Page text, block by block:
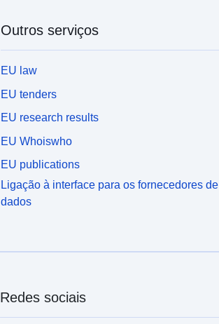
Outros serviços
EU law
EU tenders
EU research results
EU Whoiswho
EU publications
Ligação à interface para os fornecedores de
dados
Redes sociais